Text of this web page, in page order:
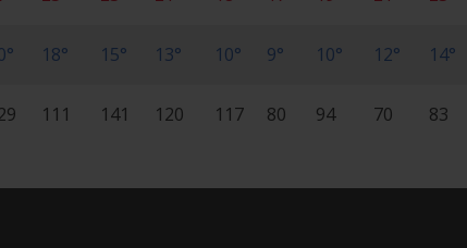
18° 15° 13° 10° 9° 10° 12° 14°
111 141 120 117 80 94 70 83